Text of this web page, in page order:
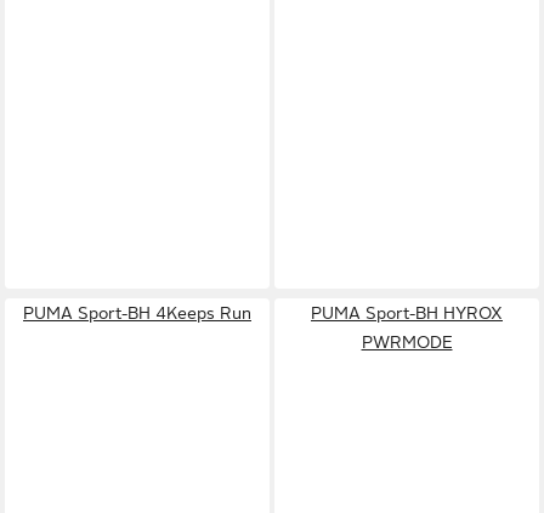
PUMA Sport-BH 4Keeps Run
PUMA Sport-BH HYROX
PWRMODE